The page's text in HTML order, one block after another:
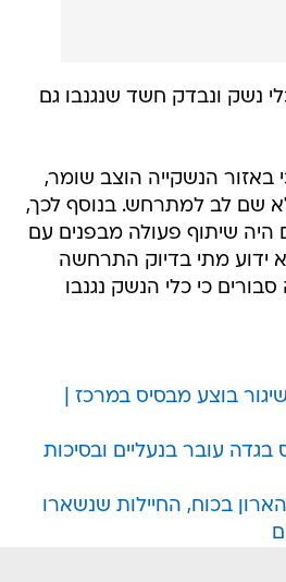
נגנבו כ-30 כלי נשק ונבדק חשד שנגנבו גם
באזור הנשקייה הוצב שומר,
שם לב למתרחש. בנוסף לכך,
היה שיתוף פעולה מבפנים עם
ידוע מתי בדיוק התרחשה
כי כלי הנשק נגנבו
בוצע מבסיס במרכז |
עובר בנעליים ובסיכות
בכוח, החיילות שנשארו